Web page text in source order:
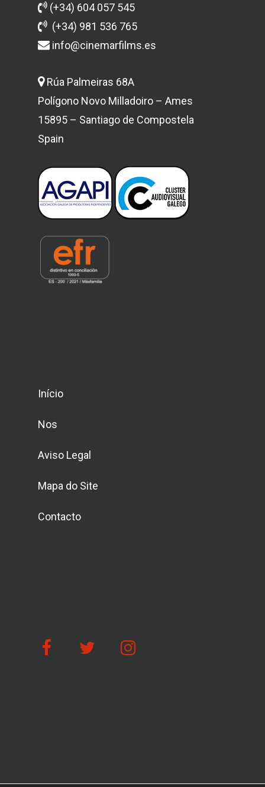
(+34) 604 057 545
(+34) 981 536 765
info@cinemarfilms.es
Rúa Palmeiras 68A
Polígono Novo Milladoiro – Ames
15895 – Santiago de Compostela
Spain
Início
Nos
Aviso Legal
Mapa do Site
Contacto
Serviços
Estúdio de Dobragem
Áudio Tours
E-learnings
Português
English